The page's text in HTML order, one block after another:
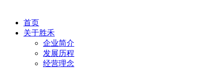
首页
关于胜禾
企业简介
发展历程
经营理念